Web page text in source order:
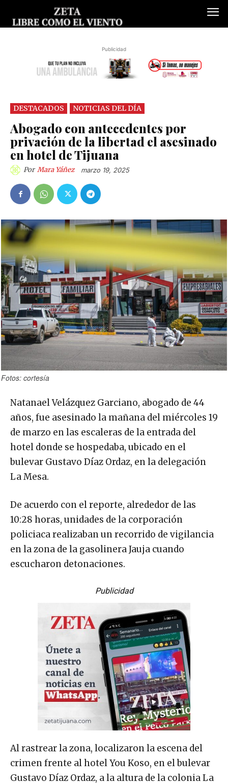
Publicidad
DESTACADOS NOTICIAS DEL DÍA
Abogado con antecedentes por
privación de la libertad el asesinado
en hotel de Tijuana
Por Mara Yáñez marzo 19, 2025
Fotos: cortesía
Natanael Velázquez Garciano, abogado de 44
años, fue asesinado la mañana del miércoles 19
de marzo en las escaleras de la entrada del
hotel donde se hospedaba, ubicado en el
bulevar Gustavo Díaz Ordaz, en la delegación
La Mesa.
De acuerdo con el reporte, alrededor de las
10:28 horas, unidades de la corporación
policiaca realizaban un recorrido de vigilancia
en la zona de la gasolinera Jauja cuando
escucharon detonaciones.
Publicidad
Al rastrear la zona, localizaron la escena del
crimen frente al hotel You Koso, en el bulevar
Gustavo Díaz Ordaz, a la altura de la colonia La